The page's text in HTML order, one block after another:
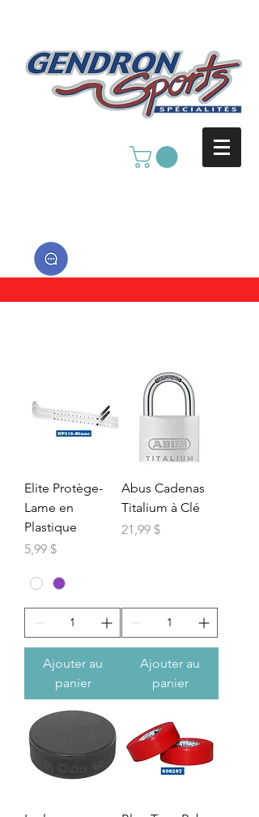
Elite Protège-
Lame en
Plastique
Prix
5,99 $
Ajouter au
panier
Abus Cadenas
Titalium à Clé
Prix
21,99 $
Ajouter au
panier